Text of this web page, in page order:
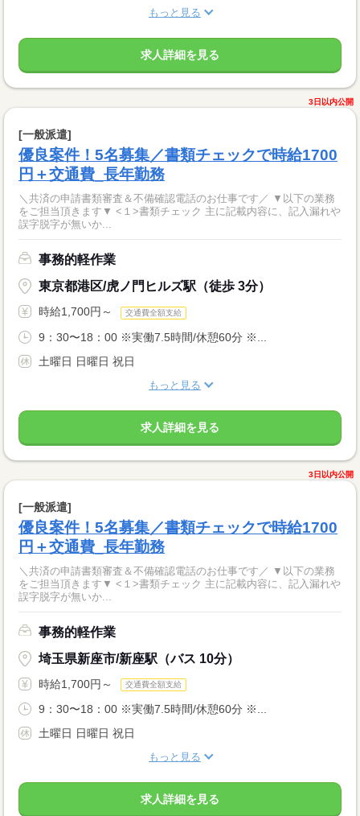
もっと見る
求人詳細を見る
3日以内公開
[一般派遣]
優良案件！5名募集／書類チェックで時給1700
円＋交通費_長年勤務
＼共済の申請書類審査＆不備確認電話のお仕事です／ ▼以下の業務
をご担当頂きます▼ <１>書類チェック 主に記載内容に、記入漏れや
誤字脱字が無いか...
事務的軽作業
東京都港区/虎ノ門ヒルズ駅（徒歩 3分）
時給1,700円～ 交通費全額支給
9：30〜18：00 ※実働7.5時間/休憩60分 ※...
土曜日 日曜日 祝日
もっと見る
求人詳細を見る
3日以内公開
[一般派遣]
優良案件！5名募集／書類チェックで時給1700
円＋交通費_長年勤務
＼共済の申請書類審査＆不備確認電話のお仕事です／ ▼以下の業務
をご担当頂きます▼ <１>書類チェック 主に記載内容に、記入漏れや
誤字脱字が無いか...
事務的軽作業
埼玉県新座市/新座駅（バス 10分）
時給1,700円～ 交通費全額支給
9：30〜18：00 ※実働7.5時間/休憩60分 ※...
土曜日 日曜日 祝日
もっと見る
求人詳細を見る